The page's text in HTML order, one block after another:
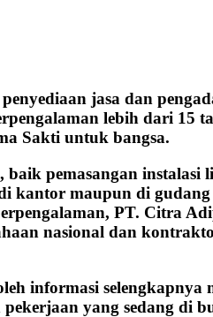
jasa dan
lebih dari 15
Sakti untuk bangsa.
pemasangan instalasi
kantor maupun di
PT. Citra
nasional dan
informasi selengkapnya
yang sedang di